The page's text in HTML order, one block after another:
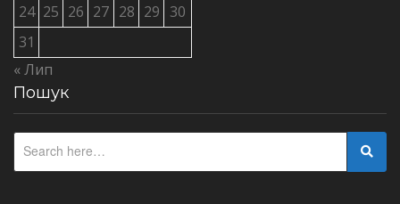
24 25 26 27 28 29 30
31
« Лип
Пошук